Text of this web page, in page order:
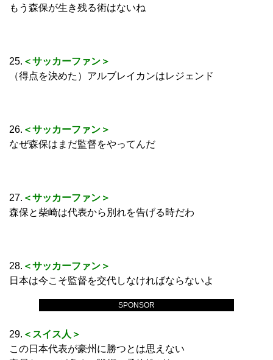
SPONSOR
もう森保が生き残る術はないね
25. ＜サッカーファン＞
（得点を決めた）アルブレイカンはレジェンド
26. ＜サッカーファン＞
なぜ森保はまだ監督をやってんだ
27. ＜サッカーファン＞
森保と柴崎は代表から別れを告げる時だわ
28. ＜サッカーファン＞
日本は今こそ監督を交代しなければならないよ
29. ＜スイス人＞
この日本代表が豪州に勝つとは思えない